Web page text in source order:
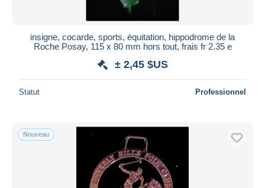
insigne, cocarde, sports, équitation, hippodrome de la
Roche Posay, 115 x 80 mm hors tout, frais fr 2.35 e
± 2,45 $US
Statut Professionnel
Nouveau